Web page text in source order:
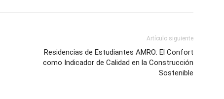
Artículo siguiente
Residencias de Estudiantes AMRO: El Confort
como Indicador de Calidad en la Construcción
Sostenible